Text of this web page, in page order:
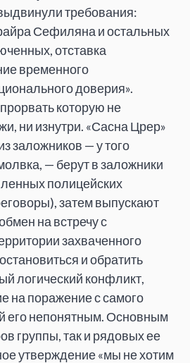
требования:
Сефиляна и остальных
отставка
временного
доверия».
которую не
ни изнутри. «Сасна Црер»
заложников — у того
— берут в заложники
полицейских
затем выпускают
на встречу с
захваченного
и обратить
логический конфликт,
на поражение с самого
его непонятным. Основным
группы, так и рядовых ее
утверждение «мы не хотим